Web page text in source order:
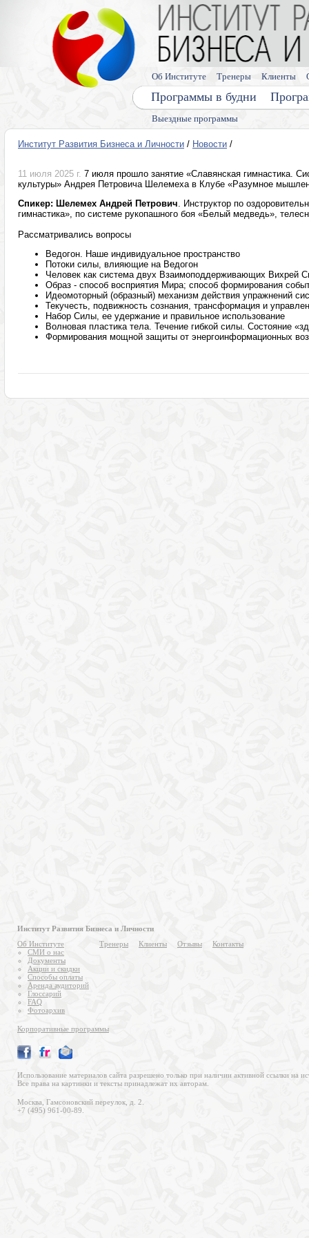
Выездные программы
Программы в будни
Об Институте Тренеры Клиенты
Институт Развития Бизнеса и Личности / Новости /
11 июля 2025 г. 7 июля прошло занятие «Славянская гимнастика.
культуры» Андрея Петровича Шелемеха в Клубе «Разумное
Спикер: Шелемех Андрей Петрович. Инструктор по
гимнастика», по системе рукопашного боя «Белый медведь»,
Рассматривались вопросы
Ведогон. Наше индивидуальное пространство
Потоки силы, влияющие на Ведогон
Человек как система двух Взаимоподдерживающих Вихрей
Образ - способ восприятия Мира; способ формирования
Идеомоторный (образный) механизм действия упражнений
Текучесть, подвижность сознания, трансформация и
Набор Силы, ее удержание и правильное использование
Волновая пластика тела. Течение гибкой силы. Состояние
Формирования мощной защиты от энергоинформационных
Институт Развития Бизнеса и Личности
Об Институте
СМИ о нас
Документы
Акции и скидки
Способы оплаты
Аренда аудиторий
Глоссарий
FAQ
Фотоархив
Тренеры Клиенты Отзывы Контакты
Корпоративные программы
Использование материалов сайта разрешено только при наличии активной ссылки на
Все права на картинки и тексты принадлежат их авторам.
Москва, Гамсоновский переулок, д. 2.
+7 (495) 961-00-89.